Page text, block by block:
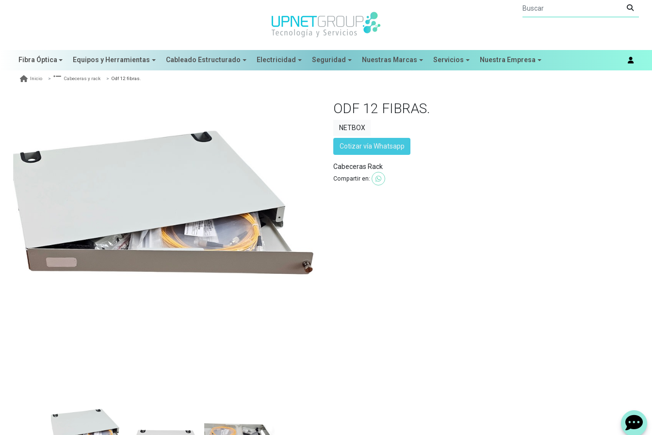
Fibra Óptica Equipos y Herramientas Cableado Estructurado Electricidad Seguridad Nuestras Marcas Servicios Nuestra Empresa
Inicio Cabeceras y rack Odf 12 fibras.
ODF 12 FIBRAS.
NETBOX
Cotizar vía Whatsapp
Cabeceras Rack
Compartir en: